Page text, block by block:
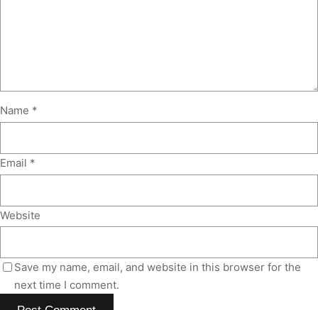
Name *
Email *
Website
Save my name, email, and website in this browser for the
next time I comment.